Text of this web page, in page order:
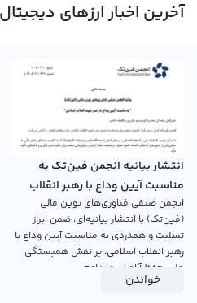
آخرین اخبار ارزهای دیجیتال
انتشار بیانیه انجمن فین‌تک به
مناسبت آیین وداع با رهبر انقلاب
اسلامی
انجمن صنفی فناوری‌های نوین مالی
(فین‌تک) با انتشار بیانیه‌ای، ضمن ابراز
تسلیت و همدردی به مناسبت آیین وداع با
رهبر انقلاب اسلامی، بر نقش همبستگی
ملی، حفظ آرامش و تداوم...
خواندن